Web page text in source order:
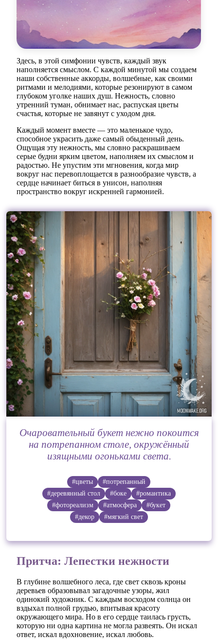
Здесь, в этой симфонии чувств, каждый звук
наполняется смыслом. С каждой минутой мы создаем
наши собственные аккорды, волшебные, как своими
ритмами и мелодиями, которые резонируют в самом
глубоком уголке наших душ. Нежность, словно
утренний туман, обнимает нас, распуская цветы
счастья, которые не завянут с уходом дня.
Каждый момент вместе — это маленькое чудо,
способное украсить даже самый обыденный день.
Ощущая эту нежность, мы словно раскрашиваем
серые будни ярким цветом, наполняем их смыслом и
радостью. Не упустим эти мгновения, когда мир
вокруг нас перевоплощается в разнообразие чувств, а
сердце начинает биться в унисон, наполняя
пространство вокруг искренней гармонией.
Очаровательный букет нежно покоится
на потрепанном столе, окружённый
изящными огоньками света.
#цветы
#потрепанный
#деревянный стол
#боке
#романтика
#фотореализм
#атмосфера
#букет
#декор
#мягкий свет
Притча: Лепестки нежности
В глубине волшебного леса, где свет сквозь кроны
деревьев образовывал загадочные узоры, жил
одинокий художник. С каждым восходом солнца он
вздыхал полной грудью, впитывая красоту
окружающего мира. Но в его сердце таилась грусть,
которую ни одна картина не могла развеять. Он искал
ответ, искал вдохновение, искал любовь.